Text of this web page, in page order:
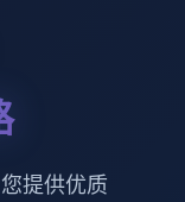
提供优质